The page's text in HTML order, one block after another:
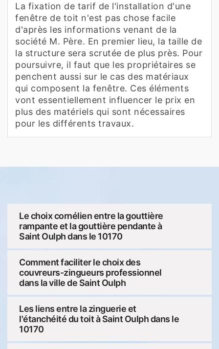
La fixation de tarif de l'installation d'une
fenêtre de toit n'est pas chose facile
d'après les informations venant de la
société M. Père. En premier lieu, la taille de
la structure sera scrutée de plus près. Pour
poursuivre, il faut que les propriétaires se
penchent aussi sur le cas des matériaux
qui composent la fenêtre. Ces éléments
vont essentiellement influencer le prix en
plus des matériels qui sont nécessaires
pour les différents travaux.
Le choix cornélien entre la gouttière
rampante et la gouttière pendante à
Saint Oulph dans le 10170
Comment faciliter le choix des
couvreurs-zingueurs professionnel
dans la ville de Saint Oulph
Les liens entre la zinguerie et
l'étanchéité du toit à Saint Oulph dans le
10170